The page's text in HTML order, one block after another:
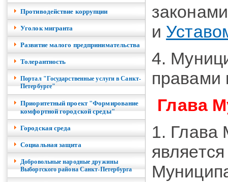
Противодействие коррупции
Уголок мигранта
Развитие малого предпринимательства
Толерантность
Портал "Государственные услуги в Санкт-
Петербурге"
Приоритетный проект "Формирование
комфортной городской среды"
Городская среда
Социальная защита
Добровольные народные дружины
Выборгского района Санкт-Петербурга
и
4.
правами
Глава
1. Глава